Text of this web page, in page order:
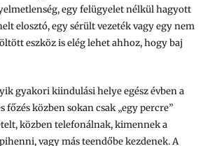
egy felügyelet nélkül hagyott
elosztó, egy sérült vezeték vagy egy nem
eszköz is elég lehet ahhoz, hogy baj
gyakori kiindulási helye egész évben a
főzés közben sokan csak „egy percre”
közben telefonálnak, kimennek a
vagy más teendőbe kezdenek. A